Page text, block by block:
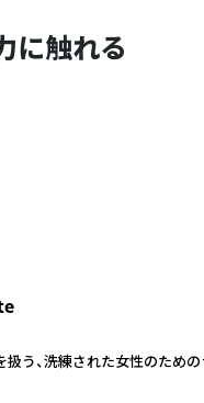
に触れる
う、洗練された女性のため